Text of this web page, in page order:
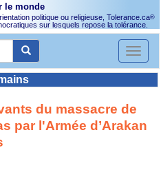
le monde
politique ou religieuse, Tolerance.ca®
sur lesquels repose la tolérance.
Toggle
du massacre de
par l'Armée d’Arakan